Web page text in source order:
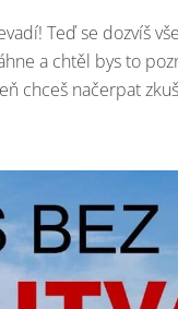
Teď se dozvíš
a chtěl bys to
chceš načerpat